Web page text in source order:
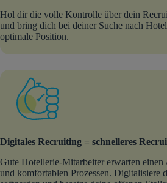
Hol dir die volle Kontrolle über dein
und bring dich bei deiner Suche nach
optimale Position.
Digitales Recruiting = schnelleres
Gute Hotellerie-Mitarbeiter erwarten einen
und komfortablen Prozessen. Digitalisiere